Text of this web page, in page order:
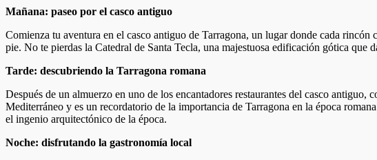
Mañana: paseo por el casco antiguo
Comienza tu aventura en el casco antiguo de Tarragona, un lugar donde cada
pie. No te pierdas la Catedral de Santa Tecla, una majestuosa edificación gótica que
Tarde: descubriendo la Tarragona romana
Después de un almuerzo en uno de los encantadores restaurantes del casco
Mediterráneo y es un recordatorio de la importancia de Tarragona en la época
el ingenio arquitectónico de la época.
Noche: disfrutando la gastronomía local